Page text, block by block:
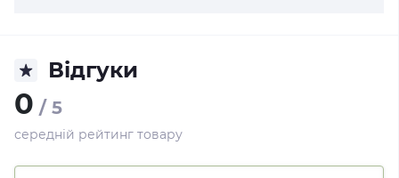
Відгуки
0 / 5
середній рейтинг товару